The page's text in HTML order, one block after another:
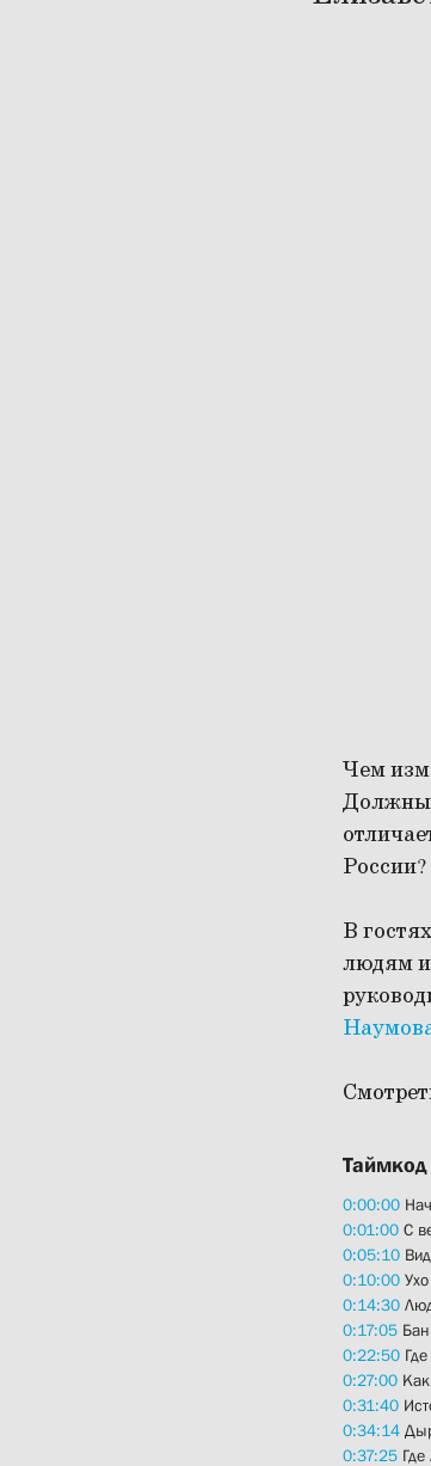
Чем
Должны
России?
В
людям и
Таймкод
0:00:00
0:01:00 С
0:05:10
0:10:00
0:14:30
0:17:05
0:22:50
0:27:00
0:31:40
0:34:14
0:37:25